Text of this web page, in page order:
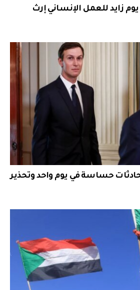
زايد للعمل الإنساني إرث
حساسة في يوم واحد وتحذير